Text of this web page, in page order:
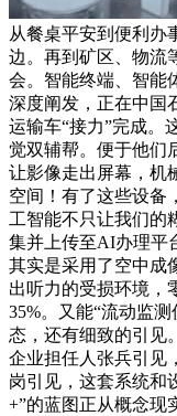
从餐桌平安到便利办
边。再到矿区、物流
会。智能终端、智能
深度阐发，正在中国
运输车“接力”完成。
觉双辅帮。便于他们
让影像走出屏幕，机
空间！有了这些设备
工智能不只让我们的
集并上传至AI办理平
其实是采用了空中成
出听力的受损环境，
35%。又能“流动监
态，还有细致的引见
企业担任人张兵引见
岗引见，这套系统和
+”的蓝图正从概念现